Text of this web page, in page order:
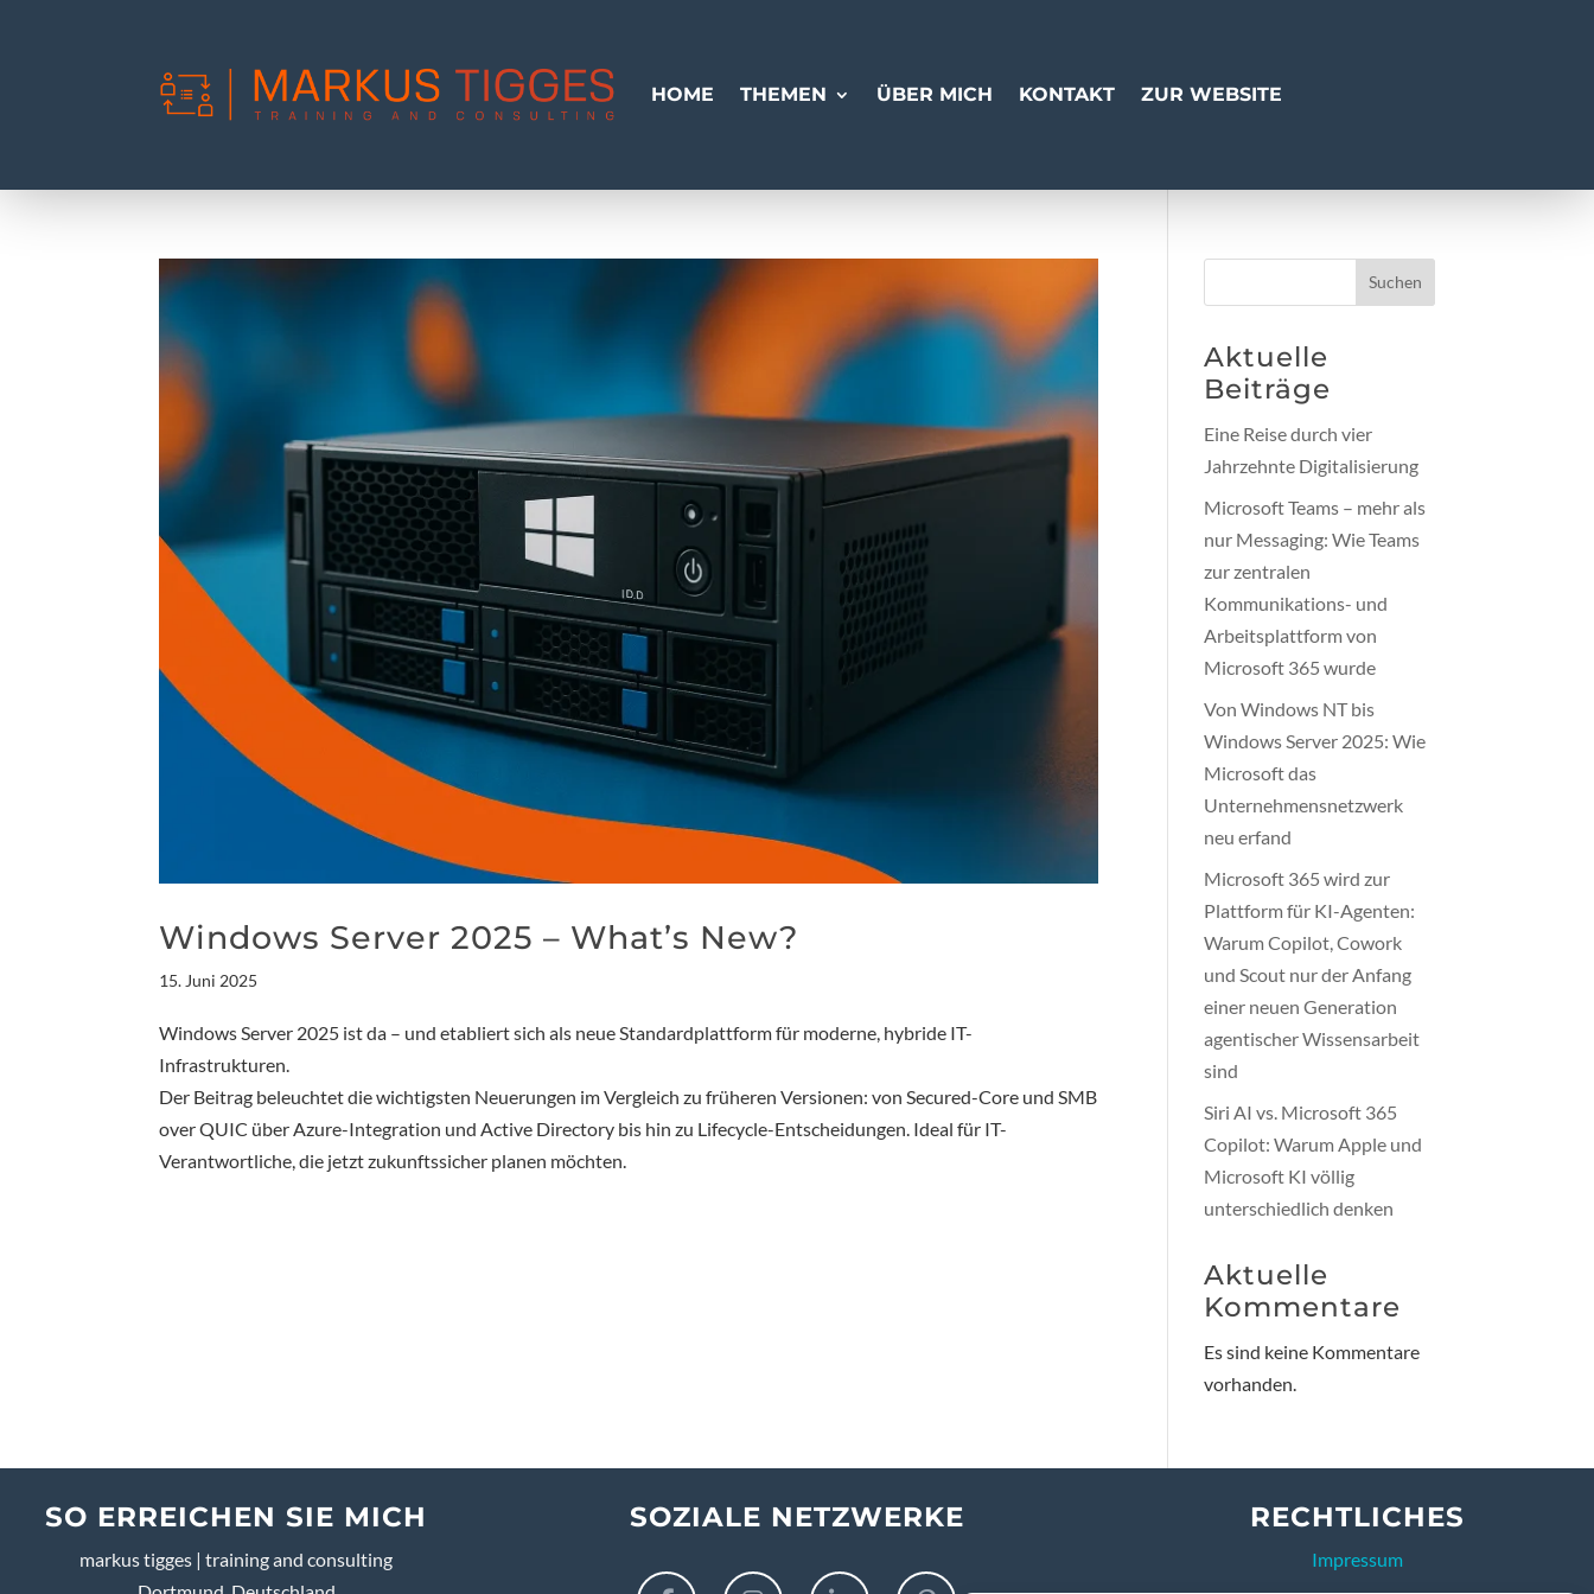
HOME THEMEN ÜBER MICH KONTAKT ZUR WEBSITE
Windows Server 2025 – What’s New?
15. Juni 2025
Windows Server 2025 ist da – und etabliert sich als neue Standardplattform für moderne, hybride IT-
Infrastrukturen.
Der Beitrag beleuchtet die wichtigsten Neuerungen im Vergleich zu früheren Versionen: von Secured-Core und SMB
over QUIC über Azure-Integration und Active Directory bis hin zu Lifecycle-Entscheidungen. Ideal für IT-
Verantwortliche, die jetzt zukunftssicher planen möchten.
Suchen
Aktuelle
Beiträge
Eine Reise durch vier
Jahrzehnte Digitalisierung
Microsoft Teams – mehr als
nur Messaging: Wie Teams
zur zentralen
Kommunikations- und
Arbeitsplattform von
Microsoft 365 wurde
Von Windows NT bis
Windows Server 2025: Wie
Microsoft das
Unternehmensnetzwerk
neu erfand
Microsoft 365 wird zur
Plattform für KI-Agenten:
Warum Copilot, Cowork
und Scout nur der Anfang
einer neuen Generation
agentischer Wissensarbeit
sind
Siri AI vs. Microsoft 365
Copilot: Warum Apple und
Microsoft KI völlig
unterschiedlich denken
Aktuelle
Kommentare
Es sind keine Kommentare
vorhanden.
SO ERREICHEN SIE MICH
markus tigges | training and consulting
SOZIALE NETZWERKE RECHTLICHES
Impressum